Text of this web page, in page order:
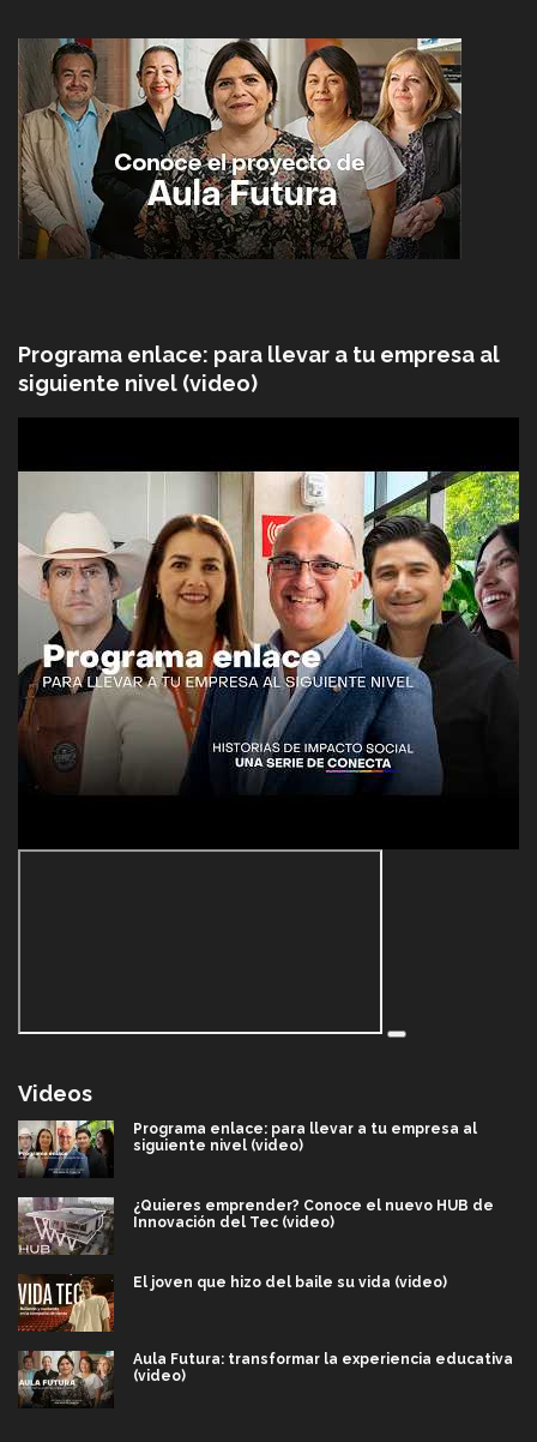
Programa enlace: para llevar a tu empresa al
siguiente nivel (video)
Videos
Programa enlace: para llevar a tu empresa al
siguiente nivel (video)
¿Quieres emprender? Conoce el nuevo HUB de
Innovación del Tec (video)
El joven que hizo del baile su vida (video)
Aula Futura: transformar la experiencia educativa
(video)